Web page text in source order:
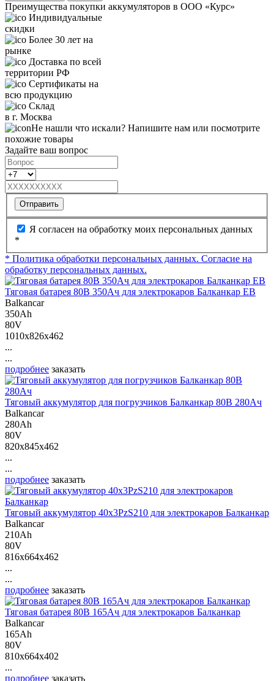
Преимущества покупки аккумуляторов в ООО «Курс»
Индивидуальные
скидки
Более 30 лет на
рынке
Доставка по всей
территории РФ
Сертификаты на
всю продукцию
Склад
в г. Москва
Не нашли что искали? Напишите нам или посмотрите
похожие товары
Задайте ваш вопрос
Отправить
Я согласен на обработку моих персональных данных
*
* Политика обработки персональных данных. Согласие на
обработку персональных данных.
Тяговая батарея 80В 350Ач для электрокаров Балканкар ЕВ
Balkancar
350Ah
80V
1010x826x462
...
...
подробнее заказать
Тяговый аккумулятор для погрузчиков Балканкар 80В 280Ач
Balkancar
280Ah
80V
820x845x462
...
...
подробнее заказать
Тяговый аккумулятор 40х3PzS210 для электрокаров Балканкар
Balkancar
210Ah
80V
816x664x462
...
...
подробнее заказать
Тяговая батарея 80В 165Ач для электрокаров Балканкар
Balkancar
165Ah
80V
810x664x402
...
подробнее заказать